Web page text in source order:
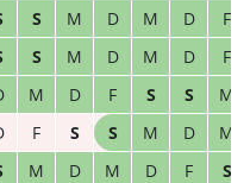
S M D M D
F
S M D M D
F
M D F S S
M
F S S M D
M
M D M D F
S